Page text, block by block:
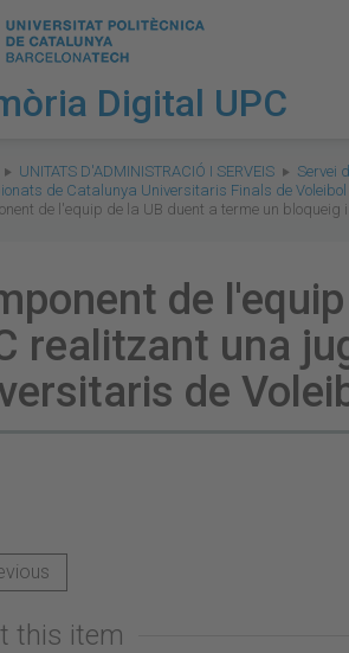
Digital UPC
UNITATS D'ADMINISTRACIÓ I SERVEIS Servei
de Catalunya Universitaris Finals de
de l'equip de la UB duent a terme un
de
realitzant una
de
this item